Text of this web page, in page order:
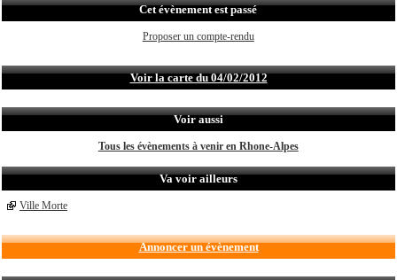
Cet évènement est passé
Proposer un compte-rendu
Voir la carte du 04/02/2012
Voir aussi
Tous les évènements à venir en Rhone-Alpes
Va voir ailleurs
Ville Morte
Annoncer un évènement